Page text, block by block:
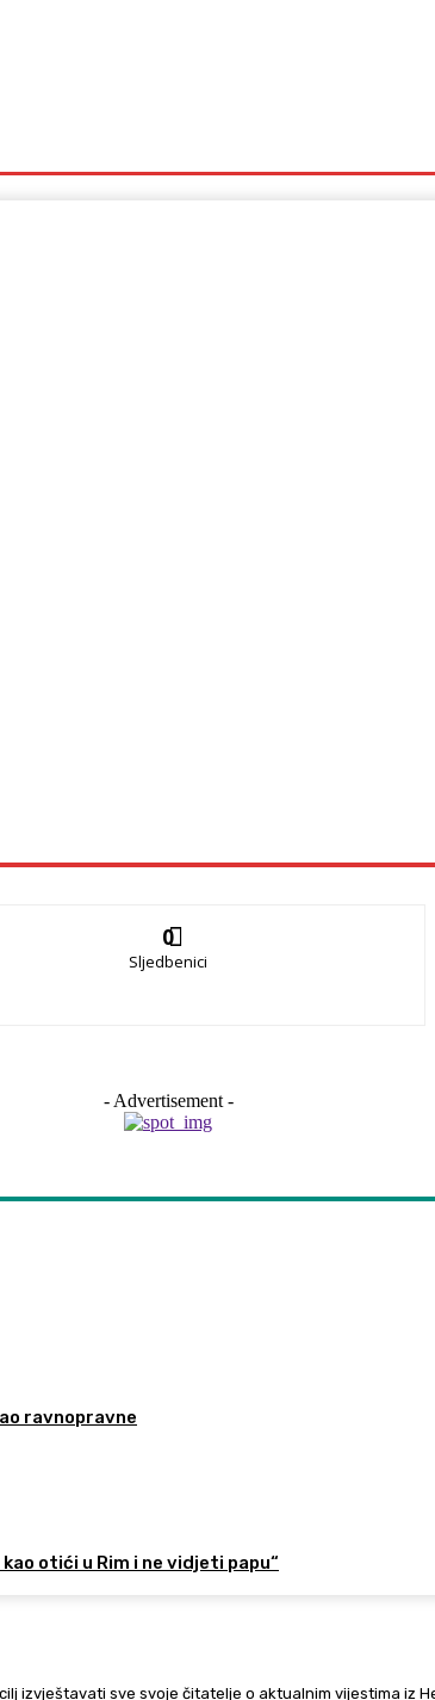
0
Sljedbenici
- Advertisement -
ravnopravne
otići u Rim i ne vidjeti papu“
izvještavati sve svoje čitatelje o aktualnim vijestima iz